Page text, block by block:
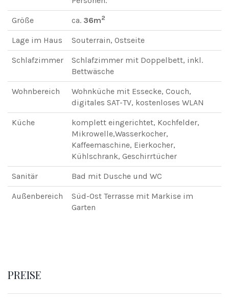
Größe ca. 36m2
Lage im Haus Souterrain, Ostseite
Schlafzimmer
Schlafzimmer mit Doppelbett, inkl.
Bettwäsche
Wohnbereich
Wohnküche mit Essecke, Couch,
digitales SAT-TV, kostenloses WLAN
Küche
komplett eingerichtet, Kochfelder,
Mikrowelle,Wasserkocher,
Kaffeemaschine, Eierkocher,
Kühlschrank, Geschirrtücher
Sanitär Bad mit Dusche und WC
Außenbereich
Süd-Ost Terrasse mit Markise im
Garten
PREISE